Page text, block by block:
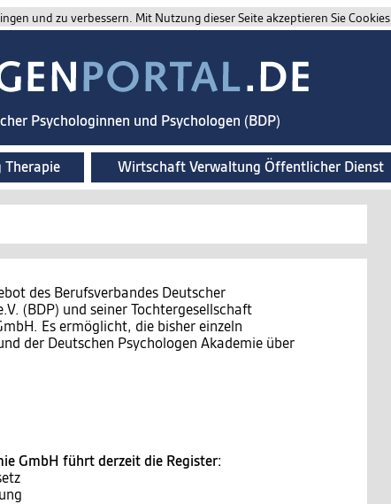
und zu verbessern. Mit Nutzung dieser Seite akzeptieren Sie Cookies.
Psychologinnen und Psychologen (BDP)
Therapie Wirtschaft Verwaltung Öffentlicher Dienst
des Berufsverbandes Deutscher
(BDP) und seiner Tochtergesellschaft
Es ermöglicht, die bisher einzeln
der Deutschen Psychologen Akademie über
GmbH führt derzeit die Register: